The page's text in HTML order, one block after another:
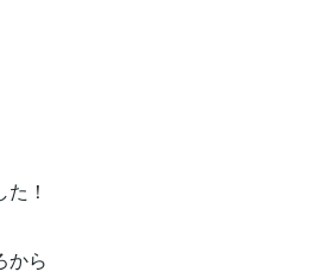
！
から